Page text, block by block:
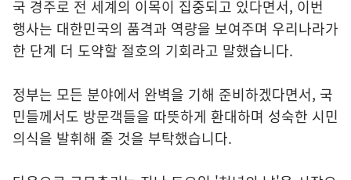
국 경주로 전 세계의 이목이 집중되고 있다면서, 이번
행사는 대한민국의 품격과 역량을 보여주며 우리나라가
한 단계 더 도약할 절호의 기회라고 말했습니다.
정부는 모든 분야에서 완벽을 기해 준비하겠다면서, 국
민들께서도 방문객들을 따뜻하게 환대하며 성숙한 시민
의식을 발휘해 줄 것을 부탁했습니다.